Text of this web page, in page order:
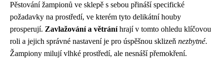
Pěstování žampionů ve sklepě s sebou přináší specifické
požadavky na prostředí, ve kterém tyto delikátní houby
prosperují. Zavlažování a větráníhrají v tomto ohledu klíčovou
roli a jejich správné nastavení je pro úspěšnou sklizeň nezbytné.
Žampiony milují vlhké prostředí, ale nesnáší přemokření.